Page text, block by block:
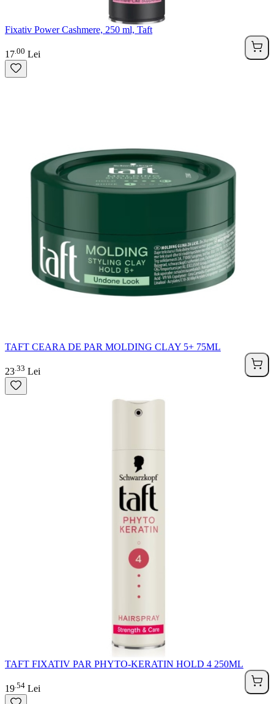
Fixativ Power Cashmere, 250 ml, Taft
17 00 Lei
TAFT CEARA DE PAR MOLDING CLAY 5+ 75ML
23 33 Lei
TAFT FIXATIV PAR PHYTO-KERATIN HOLD 4 250ML
19 54 Lei